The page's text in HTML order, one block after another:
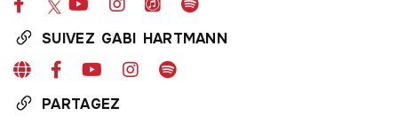
SUIVEZ GABI HARTMANN
PARTAGEZ